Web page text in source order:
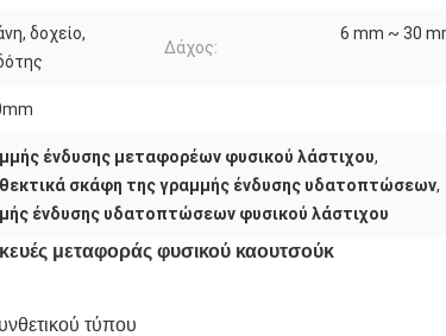
δοχείο,
Δάχος:
6 mm ~ 30
ένδυσης μεταφορέων φυσικού λάστιχου,
σκάφη της γραμμής ένδυσης υδατοπτώσεων,
ένδυσης υδατοπτώσεων φυσικού λάστιχου
μεταφοράς φυσικού καουτσούκ
τύπου